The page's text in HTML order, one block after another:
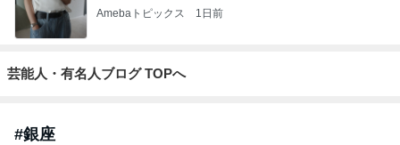
Amebaトピックス 1日前
芸能人・有名人ブログ TOPへ
#銀座